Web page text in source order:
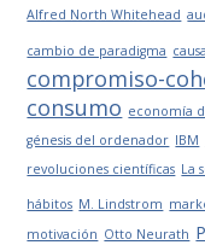
Alfred North Whitehead
cambio de paradigma
compromiso-
consumo economía
génesis del ordenador IBM
revoluciones científicas La
hábitos M. Lindstrom
motivación Otto Neurath